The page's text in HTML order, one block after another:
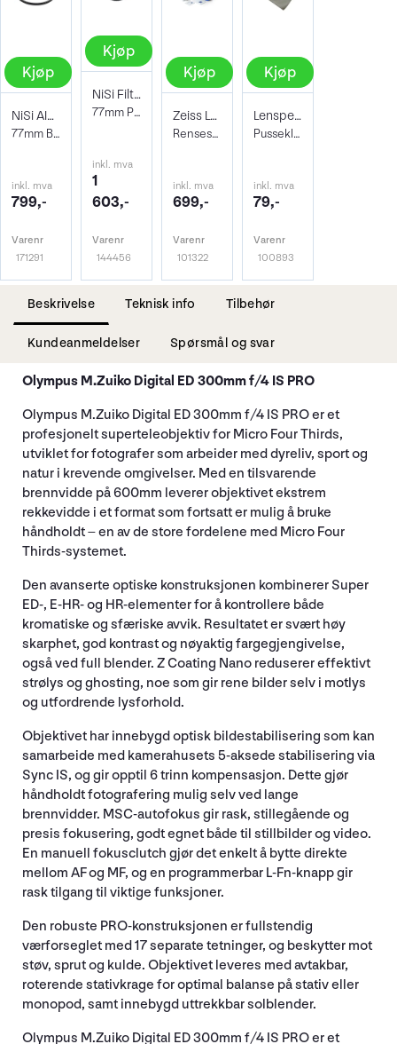
Kjøp
NiSi AIR Protector Filter 77mm
77mm Beskyttelsesfilter
inkl. mva
799,-
Varenr
171291
Kjøp
NiSi Filter Circ Polarizer True Color 77
77mm Pro Nano Pola Filter
inkl. mva
1
603,-
Varenr
144456
Kjøp
Zeiss Lens Cleaning Kit
Rensesett for objektiv og kamera
inkl. mva
699,-
Varenr
101322
Kjøp
Lenspen Photo Microklear Cloth
Pusseklut i microfiber
inkl. mva
79,-
Varenr
100893
Beskrivelse Teknisk info Tilbehør
Kundeanmeldelser Spørsmål og svar
Olympus M.Zuiko Digital ED 300mm f/4 IS PRO
Olympus M.Zuiko Digital ED 300mm f/4 IS PRO er et
profesjonelt superteleobjektiv for Micro Four Thirds,
utviklet for fotografer som arbeider med dyreliv, sport og
natur i krevende omgivelser. Med en tilsvarende
brennvidde på 600mm leverer objektivet ekstrem
rekkevidde i et format som fortsatt er mulig å bruke
håndholdt – en av de store fordelene med Micro Four
Thirds-systemet.
Den avanserte optiske konstruksjonen kombinerer Super
ED-, E-HR- og HR-elementer for å kontrollere både
kromatiske og sfæriske avvik. Resultatet er svært høy
skarphet, god kontrast og nøyaktig fargegjengivelse,
også ved full blender. Z Coating Nano reduserer effektivt
strølys og ghosting, noe som gir rene bilder selv i motlys
og utfordrende lysforhold.
Objektivet har innebygd optisk bildestabilisering som kan
samarbeide med kamerahusets 5-aksede stabilisering via
Sync IS, og gir opptil 6 trinn kompensasjon. Dette gjør
håndholdt fotografering mulig selv ved lange
brennvidder. MSC-autofokus gir rask, stillegående og
presis fokusering, godt egnet både til stillbilder og video.
En manuell fokusclutch gjør det enkelt å bytte direkte
mellom AF og MF, og en programmerbar L-Fn-knapp gir
rask tilgang til viktige funksjoner.
Den robuste PRO-konstruksjonen er fullstendig
værforseglet med 17 separate tetninger, og beskytter mot
støv, sprut og kulde. Objektivet leveres med avtakbar,
roterende stativkrage for optimal balanse på stativ eller
monopod, samt innebygd uttrekkbar solblender.
Olympus M.Zuiko Digital ED 300mm f/4 IS PRO er et